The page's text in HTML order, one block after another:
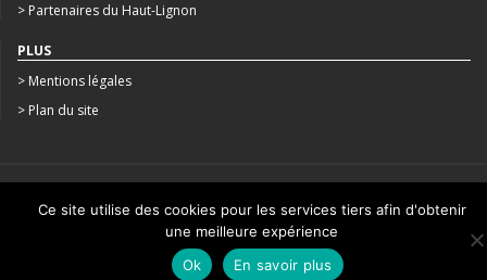
> Partenaires du Haut-Lignon
PLUS
> Mentions légales
> Plan du site
CRÉATION : AGENCE STUDIO N°3
Ce site utilise des cookies pour les services tiers afin d'obtenir
une meilleure expérience
Ok
En savoir plus